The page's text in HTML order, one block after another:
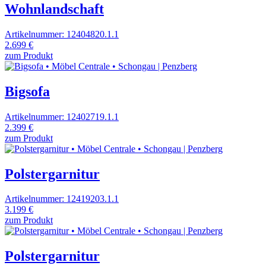
Wohnlandschaft
Artikelnummer: 12404820.1.1
2.699 €
zum Produkt
Bigsofa
Artikelnummer: 12402719.1.1
2.399 €
zum Produkt
Polstergarnitur
Artikelnummer: 12419203.1.1
3.199 €
zum Produkt
Polstergarnitur